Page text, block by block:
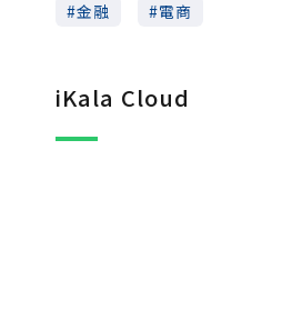
金融
電商
iKala Cloud